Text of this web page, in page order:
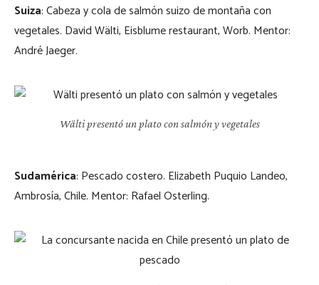
Suiza: Cabeza y cola de salmón suizo de montaña con
vegetales. David Wälti, Eisblume restaurant, Worb. Mentor:
André Jaeger.
Wälti presentó un plato con salmón y vegetales
Sudamérica: Pescado costero. Elizabeth Puquio Landeo,
Ambrosía, Chile. Mentor: Rafael Osterling.